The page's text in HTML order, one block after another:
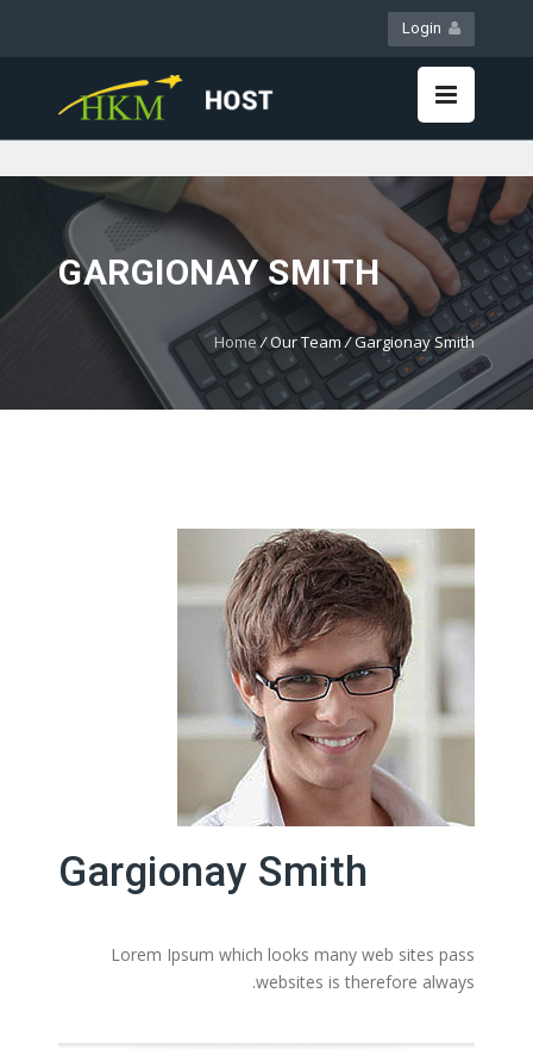
LiveChat
GARGIONAY SMITH
Home/Our Team/Gargionay Smith
Gargionay Smith
Lorem Ipsum which looks many web sites pass
websites is therefore always.